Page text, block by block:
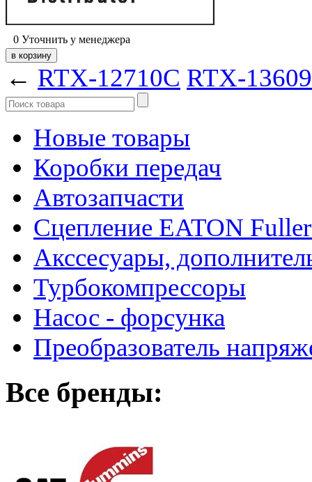
0 Уточнить у менеджера
← RTX-12710C RTX-
Новые товары
Коробки передач
Автозапчасти
Сцепление EATON
Акссесуары,
Турбокомпрессоры
Насос - форсунка
Преобразователь
Все бренды: